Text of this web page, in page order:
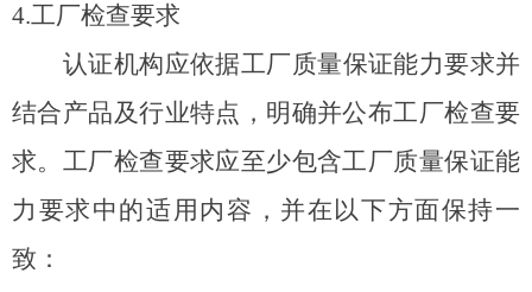
4.工厂检查要求
认证机构应依据工厂质量保证能力要求并
结合产品及行业特点，明确并公布工厂检查要
求。工厂检查要求应至少包含工厂质量保证能
力要求中的适用内容，并在以下方面保持一
致：